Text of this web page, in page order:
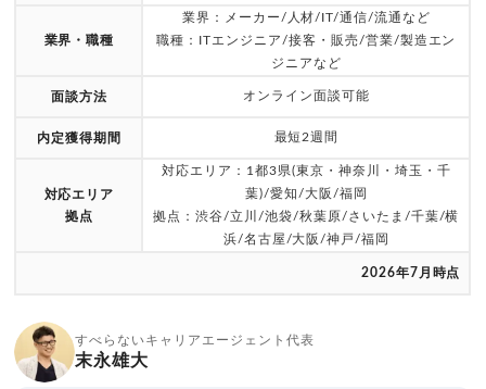
業界・職種
業界：メーカー/人材/IT/通信/流通など
職種：ITエンジニア/接客・販売/営業/製造エン
ジニアなど
面談方法 オンライン面談可能
内定獲得期間 最短2週間
対応エリア
拠点
対応エリア：1都3県(東京・神奈川・埼玉・千
葉)/愛知/大阪/福岡
拠点：渋谷/立川/池袋/秋葉原/さいたま/千葉/横
浜/名古屋/大阪/神戸/福岡
2026年7月時点
すべらないキャリアエージェント代表
末永雄大